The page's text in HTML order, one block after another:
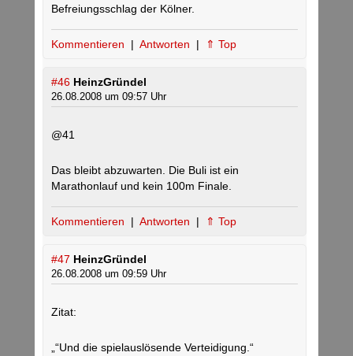
Befreiungsschlag der Kölner.
Kommentieren | Antworten | ⇑ Top
#46 HeinzGründel
26.08.2008 um 09:57 Uhr
@41
Das bleibt abzuwarten. Die Buli ist ein
Marathonlauf und kein 100m Finale.
Kommentieren | Antworten | ⇑ Top
#47 HeinzGründel
26.08.2008 um 09:59 Uhr
Zitat:
„“Und die spielauslösende Verteidigung.“